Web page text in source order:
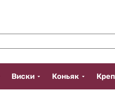
Виски Коньяк